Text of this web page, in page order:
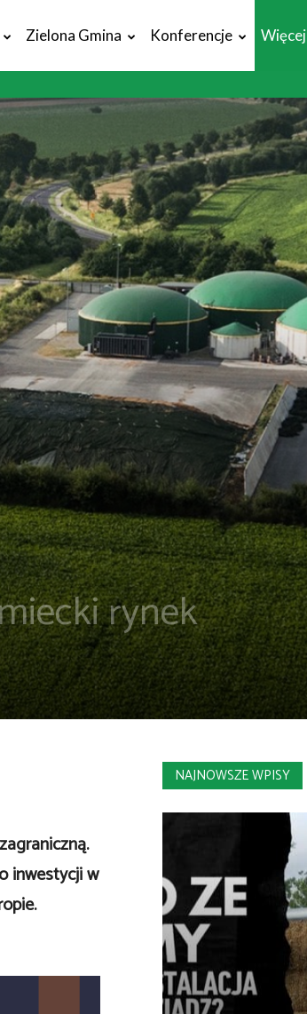
Zielona Gmina Konferencje Więcej
rynek
inwestycji w
NAJNOWSZE WPISY